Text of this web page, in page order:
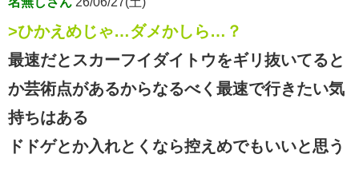
>ひかえめじゃ…ダメかしら…？
最速だとスカーフイダイトウをギリ抜いてると
か芸術点があるからなるべく最速で行きたい気
持ちはある
ドドゲとか入れとくなら控えめでもいいと思う